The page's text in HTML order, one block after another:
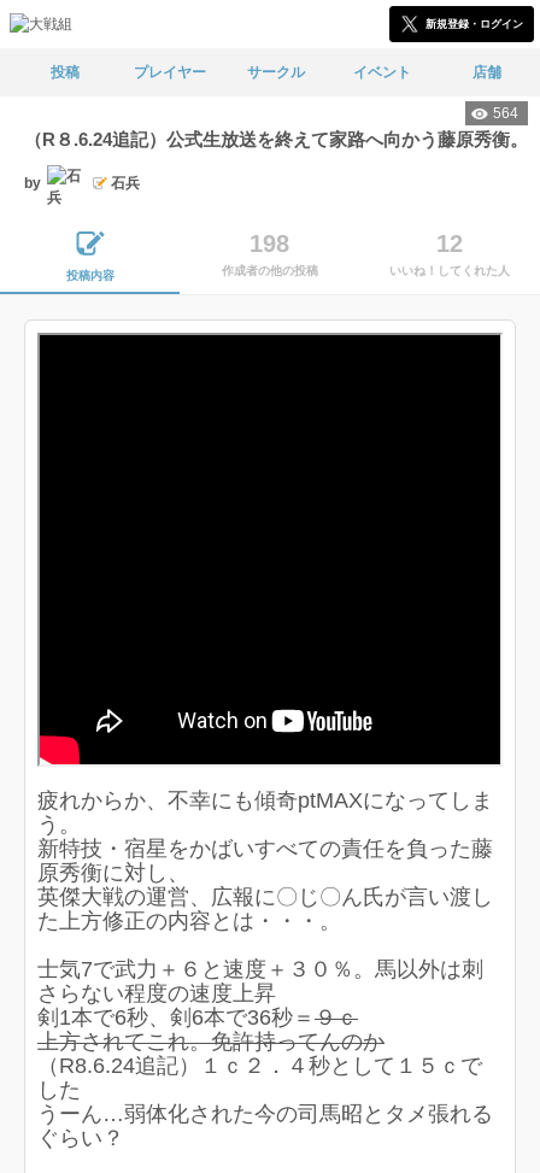
新規登録・ログイン
投稿 プレイヤー サークル イベント 店舗
564
（R８.6.24追記）公式生放送を終えて家路へ向かう藤原秀衡。
by 石兵
投稿内容
198
作成者の他の投稿
12
いいね！してくれた人
疲れからか、不幸にも傾奇ptMAXになってしま
う。
新特技・宿星をかばいすべての責任を負った藤
原秀衡に対し、
英傑大戦の運営、広報に〇じ〇ん氏が言い渡し
た上方修正の内容とは・・・。
士気7で武力＋６と速度＋３０％。馬以外は刺
さらない程度の速度上昇
剣1本で6秒、剣6本で36秒＝ ９ｃ
上方されてこれ。免許持ってんのか
（R8.6.24追記）１ｃ２．４秒として１５ｃで
した
うーん…弱体化された今の司馬昭とタメ張れる
ぐらい？